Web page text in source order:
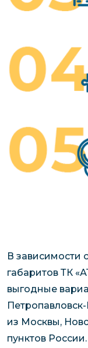
В зависимости
габаритов ТК
выгодные
из Москвы,
пунктов России.